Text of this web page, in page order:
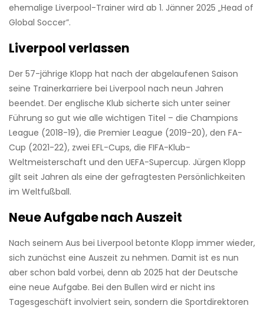
ehemalige Liverpool-Trainer wird ab 1. Jänner 2025 „Head of
Global Soccer”.
Liverpool verlassen
Der 57-jährige Klopp hat nach der abgelaufenen Saison
seine Trainerkarriere bei Liverpool nach neun Jahren
beendet. Der englische Klub sicherte sich unter seiner
Führung so gut wie alle wichtigen Titel – die Champions
League (2018-19), die Premier League (2019-20), den FA-
Cup (2021-22), zwei EFL-Cups, die FIFA-Klub-
Weltmeisterschaft und den UEFA-Supercup. Jürgen Klopp
gilt seit Jahren als eine der gefragtesten Persönlichkeiten
im Weltfußball.
Neue Aufgabe nach Auszeit
Nach seinem Aus bei Liverpool betonte Klopp immer wieder,
sich zunächst eine Auszeit zu nehmen. Damit ist es nun
aber schon bald vorbei, denn ab 2025 hat der Deutsche
eine neue Aufgabe. Bei den Bullen wird er nicht ins
Tagesgeschäft involviert sein, sondern die Sportdirektoren